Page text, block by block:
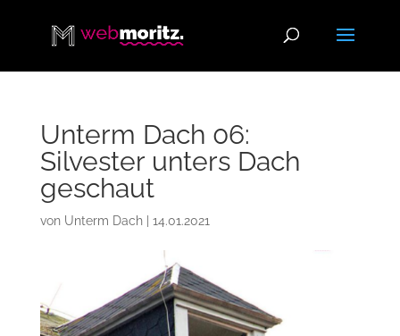
Unterm Dach 06:
Silvester unters Dach
geschaut
von Unterm Dach| 14.01.2021